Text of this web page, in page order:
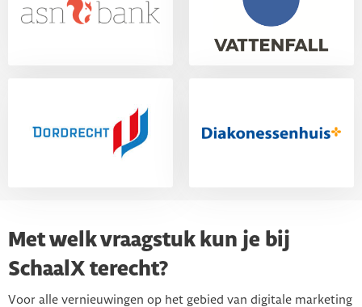
Met welk vraagstuk kun je bij
SchaalX terecht?
Voor alle vernieuwingen op het gebied van digitale marketing